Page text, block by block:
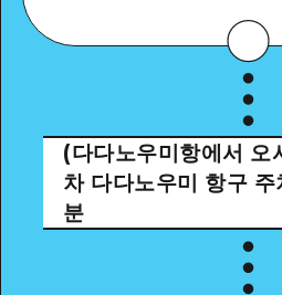
자세히 보기
(다다노우미항에서 오
차 다다노우미 항구
분